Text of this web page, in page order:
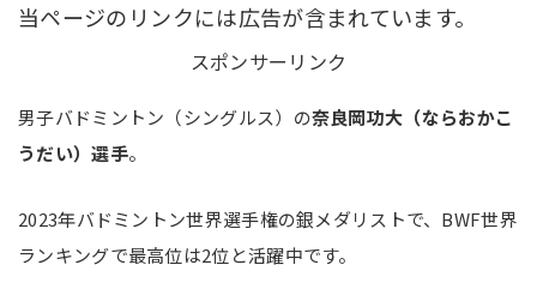
当ページのリンクには広告が含まれています。
スポンサーリンク
男子バドミントン（シングルス）の奈良岡功大（ならおかこ
うだい）選手。
2023年バドミントン世界選手権の銀メダリストで、BWF世界
ランキングで最高位は2位と活躍中です。